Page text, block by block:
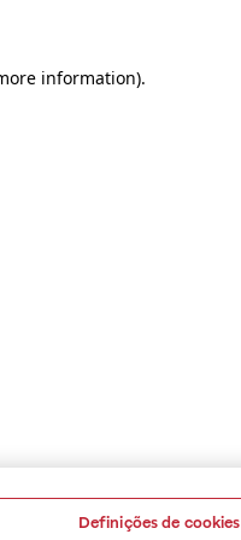
information).
Definições de cookies